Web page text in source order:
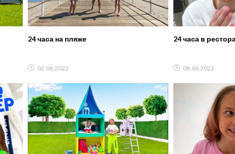
24 часа на пляже
02.06.2022
24 часа в
08.06.2022